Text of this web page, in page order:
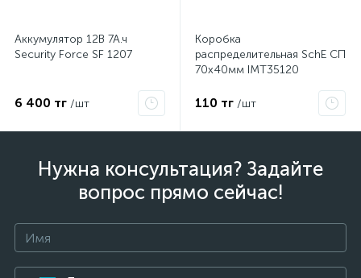
Аккумулятор 12В 7А.ч
Security Force SF 1207
6 400 тг /шт
Коробка
распределительная SchE СП
70х40мм IMT35120
110 тг /шт
Нужна консультация? Задайте
вопрос прямо сейчас!